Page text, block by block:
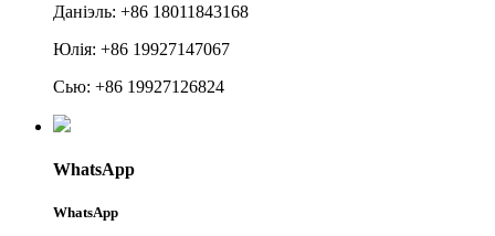
Даніэль: +86 18011843168
Юлія: +86 19927147067
Сью: +86 19927126824
WhatsApp
WhatsApp